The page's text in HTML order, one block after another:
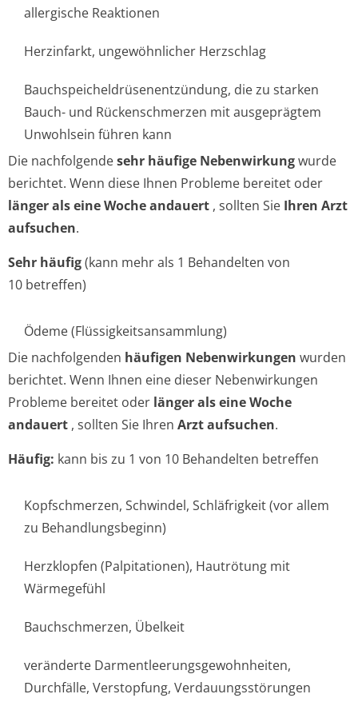
allergische Reaktionen
Herzinfarkt, ungewöhnlicher Herzschlag
Bauchspeichel­drüsenentzündun­g, die zu starken
Bauch- und Rückenschmerzen mit ausgeprägtem
Unwohlsein führen kann
Die nachfolgendesehr häufige Nebenwirkungwurde
berichtet. Wenn diese Ihnen Probleme bereitet oder
länger als eine Woche andauert , sollten Sie Ihren Arzt
aufsuchen.
Sehr häufig(kann mehr als 1 Behandelten von
10 betreffen)
Ödeme (Flüssigkeitsan­sammlung)
Die nachfolgenden häufigen Nebenwirkungen wurden
berichtet. Wenn Ihnen eine dieser Nebenwirkungen
Probleme bereitet oder länger als eine Woche
andauert , sollten Sie Ihren Arzt aufsuchen.
Häufig: kann bis zu 1 von 10 Behandelten betreffen
Kopfschmerzen, Schwindel, Schläfrigkeit (vor allem
zu Behandlungsbeginn)
Herzklopfen (Palpitationen), Hautrötung mit
Wärmegefühl
Bauchschmerzen, Übelkeit
veränderte Darmentleerun­gsgewohnheiten,
Durchfälle, Verstopfung, Verdauungsstörungen